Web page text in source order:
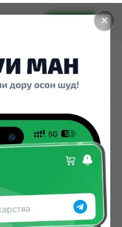
✕
Установить
КРЕМ
КРЕМ ТОН 103